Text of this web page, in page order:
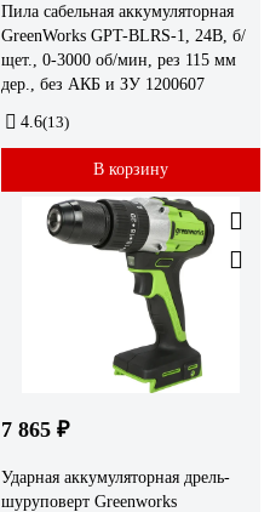
Пила сабельная аккумуляторная
GreenWorks GPT-BLRS-1, 24В, б/
щет., 0-3000 об/мин, рез 115 мм
дер., без АКБ и ЗУ 1200607
4.6(13)
В корзину
7 865 ₽
Ударная аккумуляторная дрель-
шуруповерт Greenworks